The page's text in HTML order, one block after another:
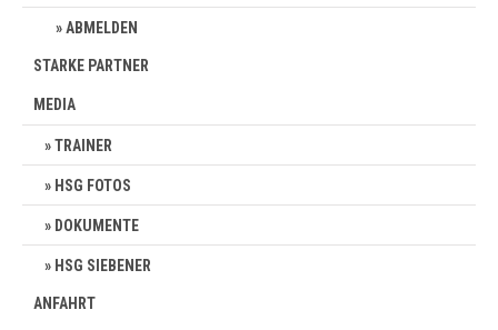
ABMELDEN
STARKE PARTNER
MEDIA
TRAINER
HSG FOTOS
DOKUMENTE
HSG SIEBENER
ANFAHRT